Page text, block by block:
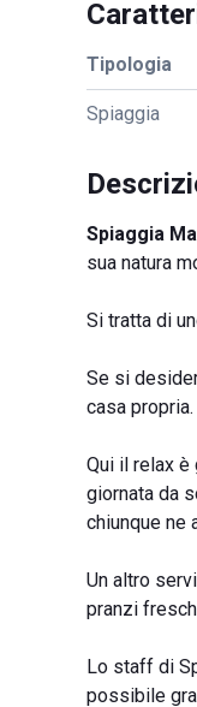
Tipologia
Spiaggia
Spiaggia
sua natura
Si tratta di
Se si
casa propria.
Qui il relax
giornata da
chiunque ne
Un altro
pranzi
Lo staff di
possibile